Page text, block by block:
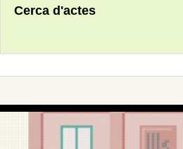
Cerca d'actes